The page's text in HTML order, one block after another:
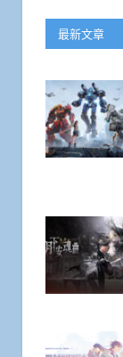
最新文章